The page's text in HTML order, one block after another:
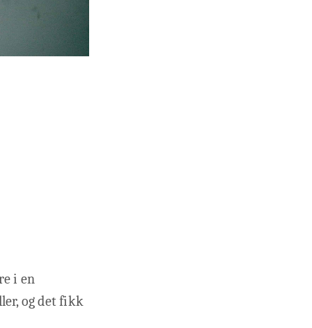
i en
og det fikk